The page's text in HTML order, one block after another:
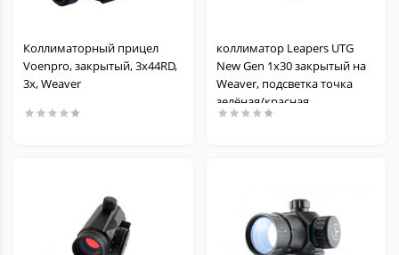
Коллиматорный прицел
Voenpro, закрытый, 3х44RD,
3х, Weaver
коллиматор Leapers UTG
New Gen 1x30 закрытый на
Weaver, подсветка точка
зелёная/красная